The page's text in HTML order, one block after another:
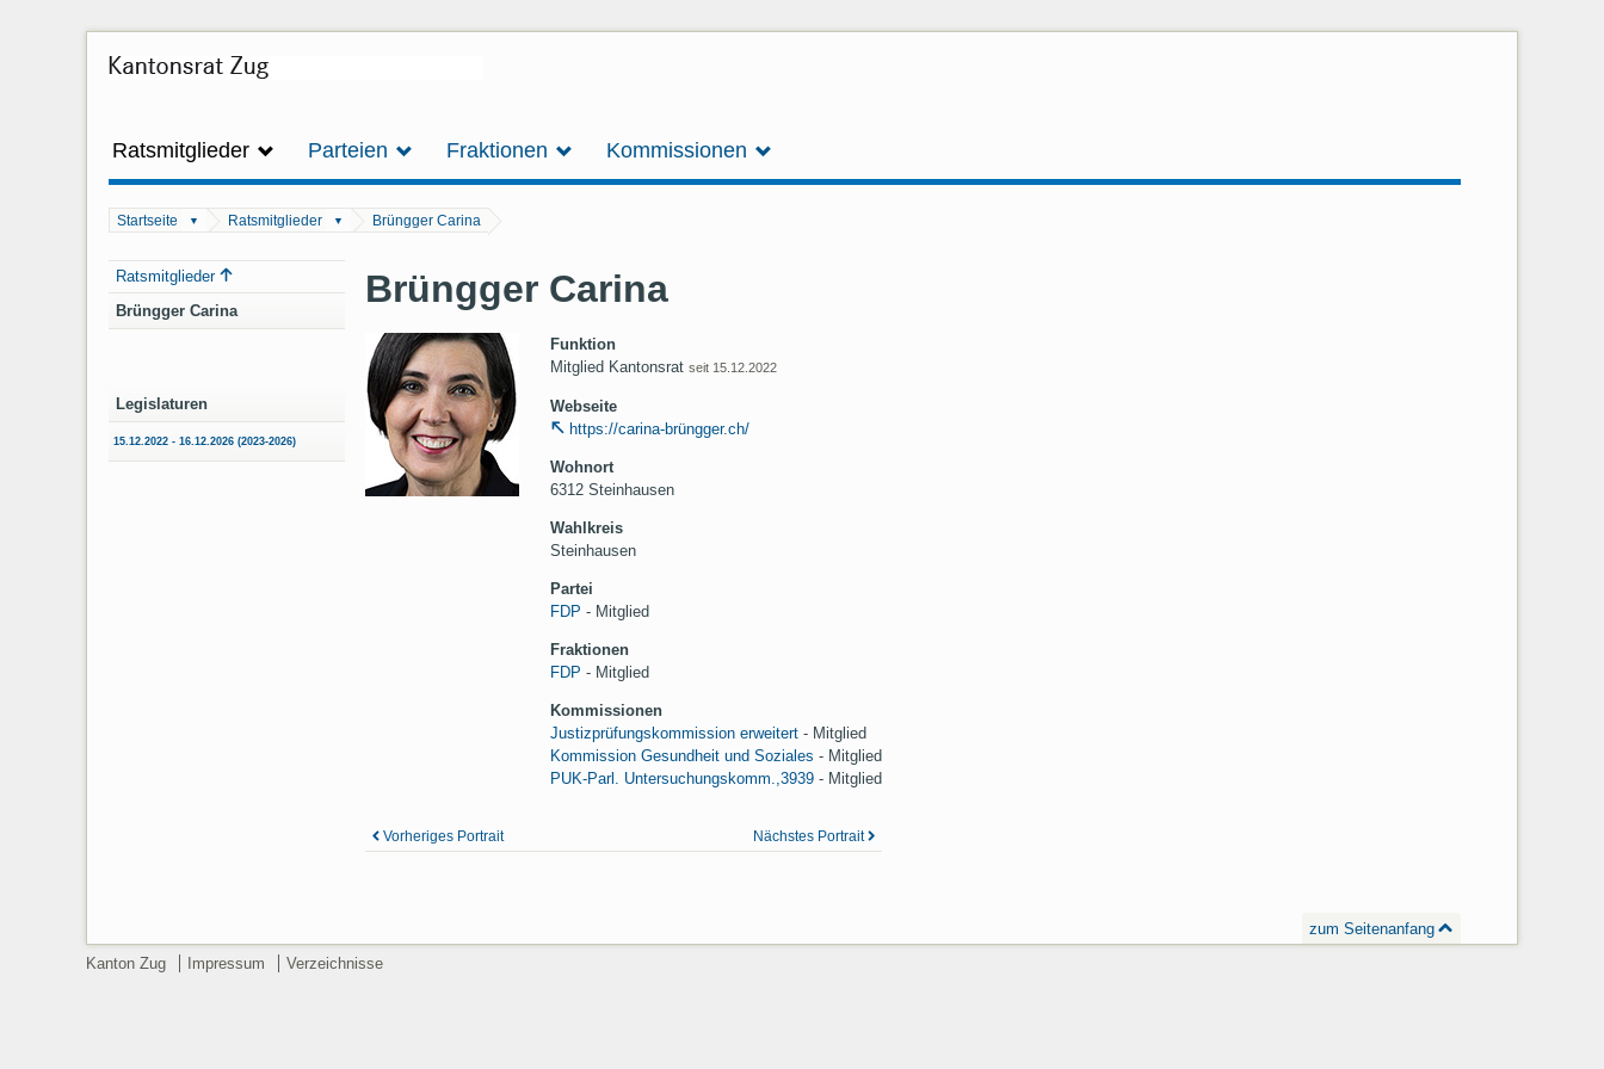
Ratsmitglieder Parteien Fraktionen Kommissionen
Startseite ▼ Ratsmitglieder ▼ Brüngger Carina
Navigation
Ratsmitglieder
Brüngger Carina
Legislaturen
15.12.2022 - 16.12.2026 (2023-2026)
Brüngger Carina
Funktion
Mitglied Kantonsratseit 15.12.2022
Webseite
https://carina-brüngger.ch/
Wohnort
6312 Steinhausen
Wahlkreis
Steinhausen
Partei
FDP - Mitglied
Fraktionen
FDP - Mitglied
Kommissionen
Justizprüfungskommission erweitert - Mitglied
Kommission Gesundheit und Soziales - Mitglied
PUK-Parl. Untersuchungskomm.,3939 - Mitglied
Vorheriges Portrait Nächstes Portrait
zum Seitenanfang
Kanton Zug
Impressum Verzeichnisse